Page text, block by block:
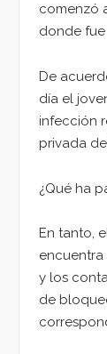
comenzó
donde
De
día el
infección
privada
¿Qué ha
En tanto,
encuentra
y los
de